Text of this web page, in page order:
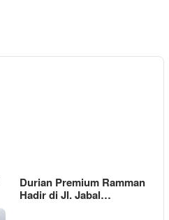
Durian Premium Ramman
Hadir di Jl. Jabal…